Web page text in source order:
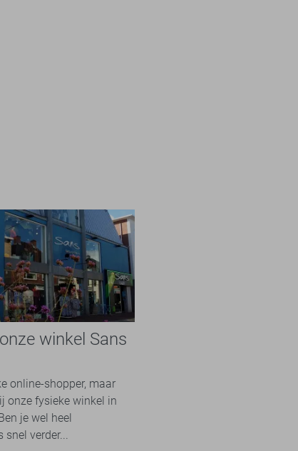
winkel Sans
online-shopper, maar
onze fysieke winkel in
je wel heel
verder...